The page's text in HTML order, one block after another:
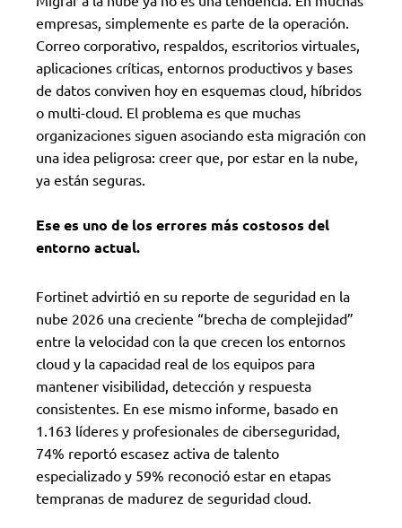
empresas, simplemente es parte de la operación.
Correo corporativo, respaldos, escritorios virtuales,
aplicaciones críticas, entornos productivos y bases
de datos conviven hoy en esquemas cloud, híbridos
o multi-cloud. El problema es que muchas
organizaciones siguen asociando esta migración con
una idea peligrosa: creer que, por estar en la nube,
ya están seguras.
Ese es uno de los errores más costosos del
entorno actual.
Fortinet advirtió en su reporte de seguridad en la
nube 2026 una creciente “brecha de complejidad”
entre la velocidad con la que crecen los entornos
cloud y la capacidad real de los equipos para
mantener visibilidad, detección y respuesta
consistentes. En ese mismo informe, basado en
1.163 líderes y profesionales de ciberseguridad,
74% reportó escasez activa de talento
especializado y 59% reconoció estar en etapas
tempranas de madurez de seguridad cloud.